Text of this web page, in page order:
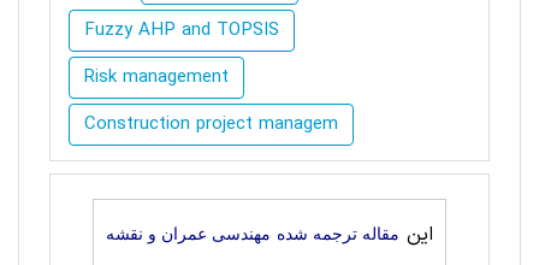
Fuzzy AHP and TOPSIS
Risk management
Construction project managem
این مقاله ترجمه شده مهندسی عمران و نقشه